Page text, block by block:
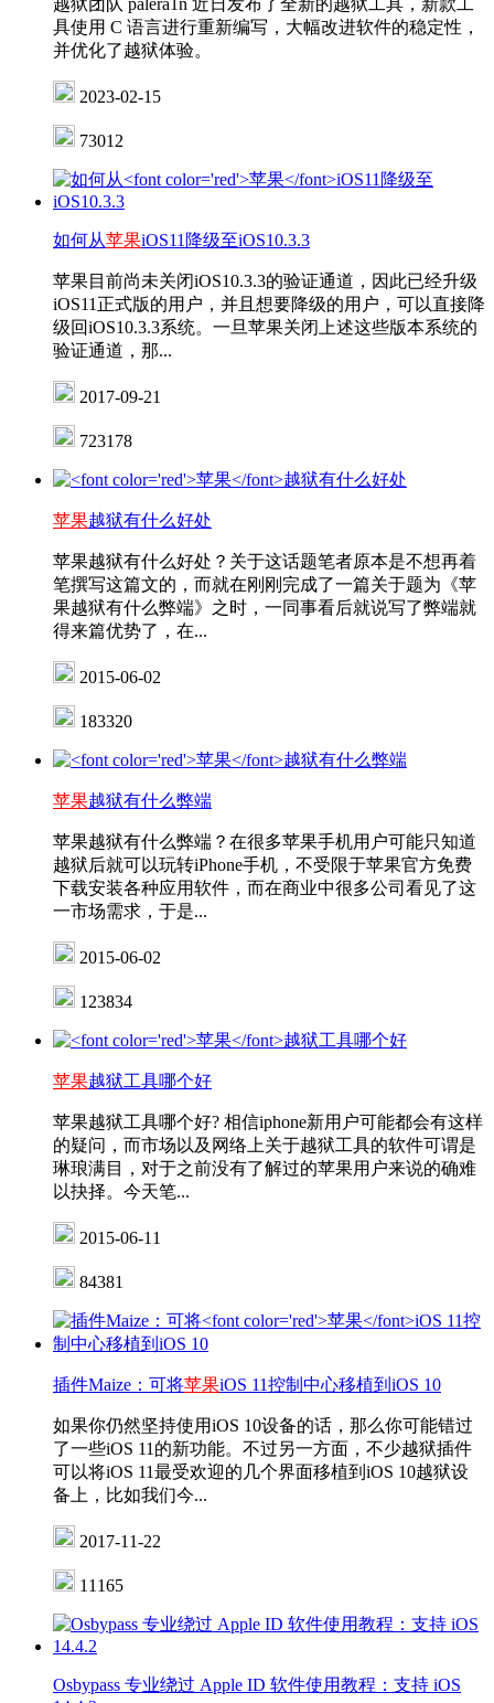
越狱团队 palera1n 近日发布了全新的越狱工具，新款工
具使用 C 语言进行重新编写，大幅改进软件的稳定性，
并优化了越狱体验。
2023-02-15
73012
如何从苹果iOS11降级至iOS10.3.3
苹果目前尚未关闭iOS10.3.3的验证通道，因此已经升级
iOS11正式版的用户，并且想要降级的用户，可以直接降
级回iOS10.3.3系统。一旦苹果关闭上述这些版本系统的
验证通道，那...
2017-09-21
723178
苹果越狱有什么好处
苹果越狱有什么好处？关于这话题笔者原本是不想再着
笔撰写这篇文的，而就在刚刚完成了一篇关于题为《苹
果越狱有什么弊端》之时，一同事看后就说写了弊端就
得来篇优势了，在...
2015-06-02
183320
苹果越狱有什么弊端
苹果越狱有什么弊端？在很多苹果手机用户可能只知道
越狱后就可以玩转iPhone手机，不受限于苹果官方免费
下载安装各种应用软件，而在商业中很多公司看见了这
一市场需求，于是...
2015-06-02
123834
苹果越狱工具哪个好
苹果越狱工具哪个好? 相信iphone新用户可能都会有这样
的疑问，而市场以及网络上关于越狱工具的软件可谓是
琳琅满目，对于之前没有了解过的苹果用户来说的确难
以抉择。今天笔...
2015-06-11
84381
插件Maize：可将苹果iOS 11控制中心移植到iOS 10
如果你仍然坚持使用iOS 10设备的话，那么你可能错过
了一些iOS 11的新功能。不过另一方面，不少越狱插件
可以将iOS 11最受欢迎的几个界面移植到iOS 10越狱设
备上，比如我们今...
2017-11-22
11165
Osbypass 专业绕过 Apple ID 软件使用教程：支持 iOS